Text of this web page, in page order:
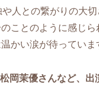
人との繋がりの大
ことのように感じ
かい涙が待っていま
岡茉優さんなど、出